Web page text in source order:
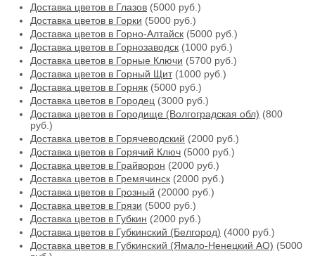
Доставка цветов в Глазов (5000 руб.)
Доставка цветов в Горки (5000 руб.)
Доставка цветов в Горно-Алтайск (5000 руб.)
Доставка цветов в Горнозаводск (1000 руб.)
Доставка цветов в Горные Ключи (5700 руб.)
Доставка цветов в Горный Щит(1000 руб.)
Доставка цветов в Горняк (5000 руб.)
Доставка цветов в Городец (3000 руб.)
Доставка цветов в Городище (Волгоградская обл) (800
руб.)
Доставка цветов в Горячеводский (2000 руб.)
Доставка цветов в Горячий Ключ (5000 руб.)
Доставка цветов в Грайворон (2000 руб.)
Доставка цветов в Гремячинск (2000 руб.)
Доставка цветов в Грозный (20000 руб.)
Доставка цветов в Грязи (5000 руб.)
Доставка цветов в Губкин (2000 руб.)
Доставка цветов в Губкинский (Белгород) (4000 руб.)
Доставка цветов в Губкинский (Ямало-Ненецкий АО) (5000